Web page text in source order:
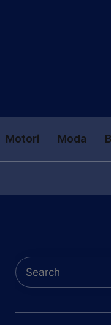
Motori Moda